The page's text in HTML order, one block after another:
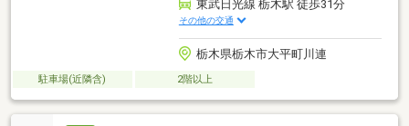
東武日光線 栃木駅 徒歩31分
その他の交通
栃木県栃木市大平町川連
駐車場(近隣含) 2階以上